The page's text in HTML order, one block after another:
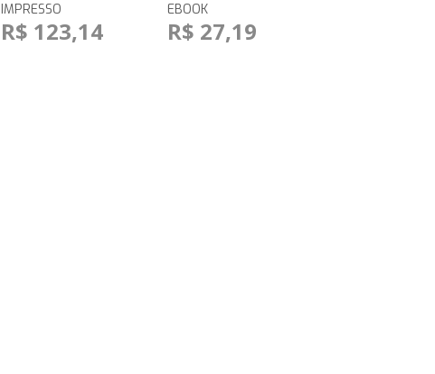
IMPRESSO
R$ 123,14
EBOOK
R$ 27,19